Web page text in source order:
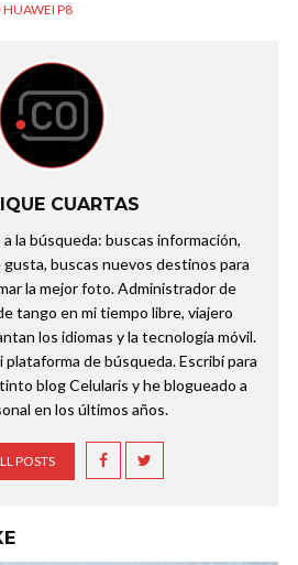
P8
CUARTAS
la búsqueda: buscas información,
buscas nuevos destinos para
la mejor foto. Administrador de
tango en mi tiempo libre, viajero
los idiomas y la tecnología móvil.
plataforma de búsqueda. Escribí para
blog Celularis y he blogueado a
en los últimos años.
POSTS